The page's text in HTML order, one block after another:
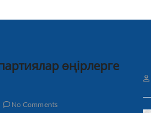
өңірлерге
No Comments